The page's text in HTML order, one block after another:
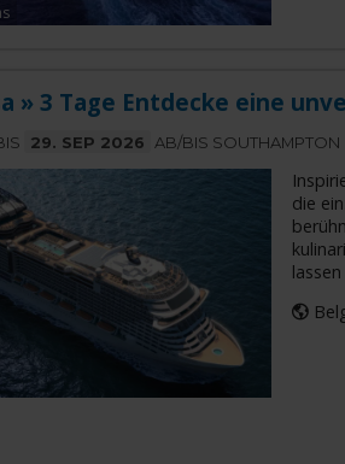
» 3 Tage Entdecke eine
29. SEP 2026 AB/BIS SOUTHAMPTON
die